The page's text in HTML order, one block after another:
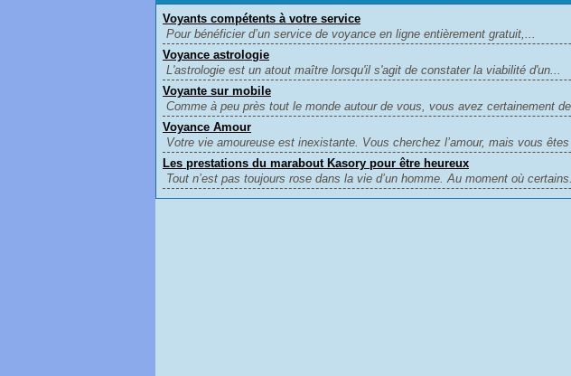
Voyants compétents à votre service
Pour bénéficier d’un service de voyance en ligne entièrement gratuit,...
Voyance astrologie
L'astrologie est un atout maître lorsqu'il s'agit de constater la viabilité d'un...
Voyante sur mobile
Comme à peu près tout le monde autour de vous, vous avez certainement
Voyance Amour
Votre vie amoureuse est inexistante. Vous cherchez l’amour, mais vous
Les prestations du marabout Kasory pour être heureux
Tout n’est pas toujours rose dans la vie d’un homme. Au moment où